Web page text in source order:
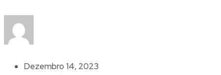
Dezembro 14, 2023